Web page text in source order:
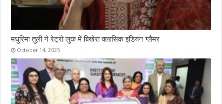
मधुरिमा तुली ने रेट्रो लुक में बिखेरा क्लासिक इंडियन ग्लैमर
October 14, 2025